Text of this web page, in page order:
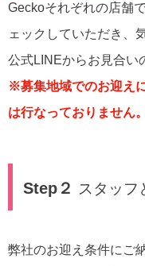
Geckoそれぞれの店舗
ェックしていただき、
公式LINEからお見合い
※募集地域でのお迎え
は行なっておりません
Step２ スタッフ
弊社のお迎え条件にご